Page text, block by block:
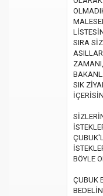
SIRA
SIK
BÖYLE
ÇUBUK